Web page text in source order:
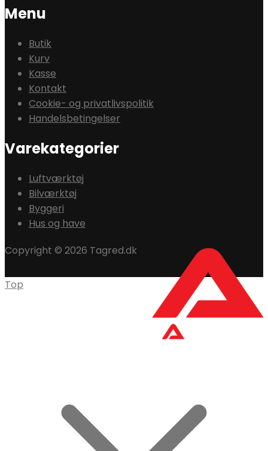
Menu
Butik
Kurv
Kasse
Kontakt
Cookie- og privatlivspolitik
Handelsbetingelser
Varekategorier
Luftværktøj
Bilværktøj
Byggeri
Hus og have
Copyright © 2026 Tagred.dk
Top